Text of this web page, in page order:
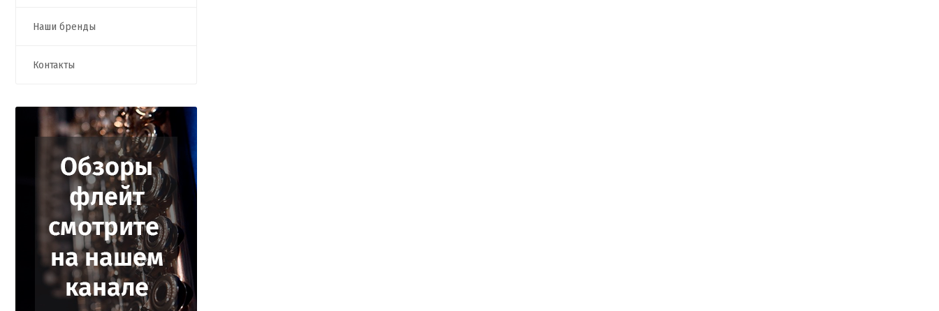
Наши бренды
Контакты